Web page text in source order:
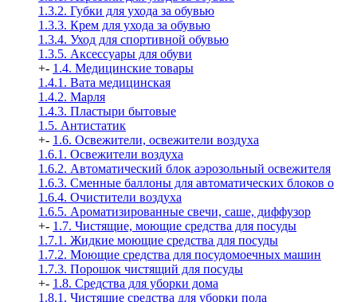
1.3.2. Губки для ухода за обувью
1.3.3. Крем для ухода за обувью
1.3.4. Уход для спортивной обувью
1.3.5. Аксессуары для обуви
+- 1.4. Медицинские товары
1.4.1. Вата медицинская
1.4.2. Марля
1.4.3. Пластыри бытовые
1.5. Антистатик
+- 1.6. Освежители, освежители воздуха
1.6.1. Освежители воздуха
1.6.2. Автоматический блок аэрозольный освежителя
1.6.3. Сменные баллоны для автоматических блоков о
1.6.4. Очистители воздуха
1.6.5. Ароматизированные свечи, саше, диффузор
+- 1.7. Чистящие, моющие средства для посуды
1.7.1. Жидкие моющие средства для посуды
1.7.2. Моющие средства для посудомоечных машин
1.7.3. Порошок чистящий для посуды
+- 1.8. Средства для уборки дома
1.8.1. Чистящие средства для уборки пола